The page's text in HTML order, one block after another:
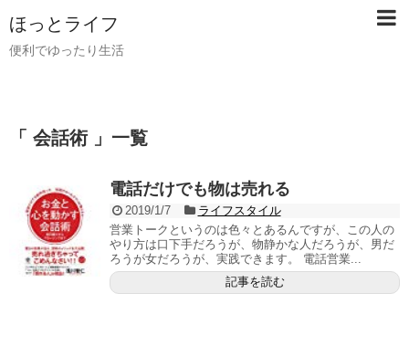
ほっとライフ
便利でゆったり生活
「 会話術 」一覧
電話だけでも物は売れる
2019/1/7
ライフスタイル
営業トークというのは色々とあるんですが、この人の
やり方は口下手だろうが、物静かな人だろうが、男だ
ろうが女だろうが、実践できます。 電話営業...
記事を読む